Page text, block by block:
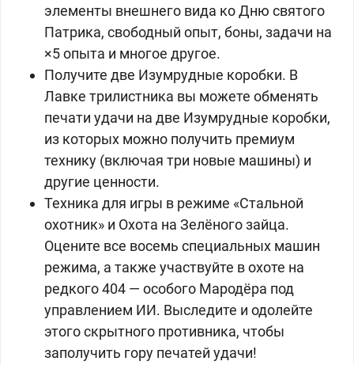
элементы внешнего вида ко Дню святого
Патрика, свободный опыт, боны, задачи на
×5 опыта и многое другое.
Получите две Изумрудные коробки. В
Лавке трилистника вы можете обменять
печати удачи на две Изумрудные коробки,
из которых можно получить премиум
технику (включая три новые машины) и
другие ценности.
Техника для игры в режиме «Стальной
охотник» и Охота на Зелёного зайца.
Оцените все восемь специальных машин
режима, а также участвуйте в охоте на
редкого 404 — особого Мародёра под
управлением ИИ. Выследите и одолейте
этого скрытного противника, чтобы
заполучить гору печатей удачи!